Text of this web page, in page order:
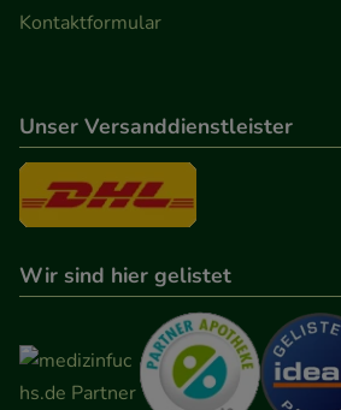
Kontaktformular
Unser Versanddienstleister
Wir sind hier gelistet